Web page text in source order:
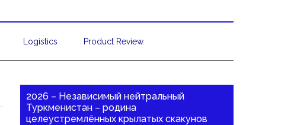
Logistics Product Review
2026 – Независимый нейтральный
Туркменистан – родина
целеустремлённых крылатых скакунов